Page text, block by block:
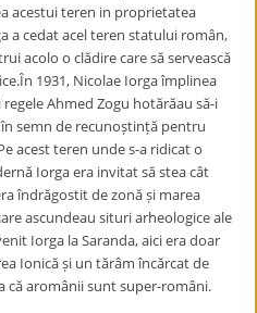
acestui teren in proprietatea
a cedat acel teren statului român,
acolo o clădire care să servească
1931, Nicolae Iorga împlinea
Ahmed Zogu hotărăau să-i
semn de recunoștință pentru
acest teren unde s-a ridicat o
Iorga era invitat să stea cât
îndrăgostit de zonă și marea
ascundeau situri arheologice ale
Iorga la Saranda, aici era doar
Ionică și un tărâm încărcat de
că aromânii sunt super-români.